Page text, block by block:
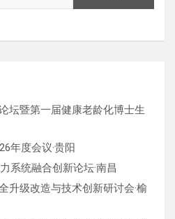
坛暨第一届健康老龄化博士生
年度会议·贵阳
系统融合创新论坛·南昌
升级改造与技术创新研讨会·榆